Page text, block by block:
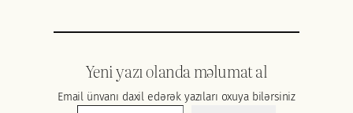
Yeni yazı olanda məlumat al
Email ünvanı daxil edərək yazıları oxuya bilərsiniz
Type your email…